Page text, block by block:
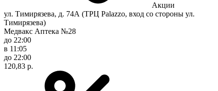
Акции
ул. Тимирязева, д. 74А (ТРЦ Palazzo, вход со стороны ул.
Тимирязева)
Медвакс Аптека №28
до 22:00
в 11:05
до 22:00
120,83 р.